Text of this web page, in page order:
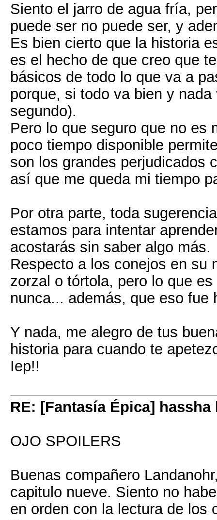
Siento el jarro de agua fría,
puede ser no puede ser, y
Es bien cierto que la historia
es el hecho de que creo que
básicos de todo lo que va a
porque, si todo va bien y
segundo).
Pero lo que seguro que no es
poco tiempo disponible
son los grandes perjudicados
así que me queda mi tiempo
Por otra parte, toda
estamos para intentar
acostarás sin saber algo más.
Respecto a los conejos en su
zorzal o tórtola, pero lo que
nunca... además, que eso
Y nada, me alegro de tus
historia para cuando te
Iep!!
RE: [Fantasía Épica] hassha
OJO SPOILERS
Buenas compañero
capitulo nueve. Siento no
en orden con la lectura de los